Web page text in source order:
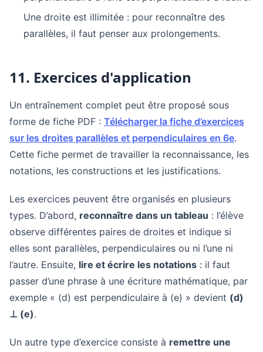
Une droite est illimitée : pour reconnaître des
parallèles, il faut penser aux prolongements.
11. Exercices d'application
Un entraînement complet peut être proposé sous
forme de fiche PDF : Télécharger la fiche d’exercices
sur les droites parallèles et perpendiculaires en 6e.
Cette fiche permet de travailler la reconnaissance, les
notations, les constructions et les justifications.
Les exercices peuvent être organisés en plusieurs
types. D’abord, reconnaître dans un tableau : l’élève
observe différentes paires de droites et indique si
elles sont parallèles, perpendiculaires ou ni l’une ni
l’autre. Ensuite, lire et écrire les notations : il faut
passer d’une phrase à une écriture mathématique, par
exemple « (d) est perpendiculaire à (e) » devient (d)
⊥ (e).
Un autre type d’exercice consiste à remettre une